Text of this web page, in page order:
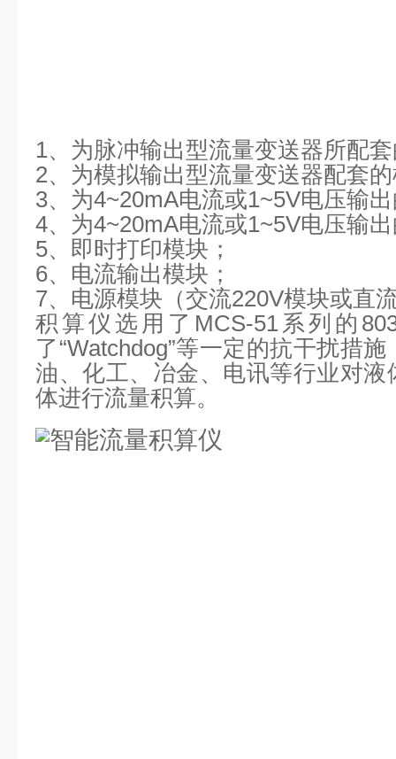
1、为脉冲输出型流量变送器所配
2、为模拟输出型流量变送器配套
3、为4~20mA电流或1~5V电压输
4、为4~20mA电流或1~5V电压输
5、即时打印模块；
6、电流输出模块；
7、电源模块（交流220V模块或直
积算仪选用了MCS-51系列的
了“Watchdog”等一定的抗干扰措
油、化工、冶金、电讯等行业对
体进行流量积算。